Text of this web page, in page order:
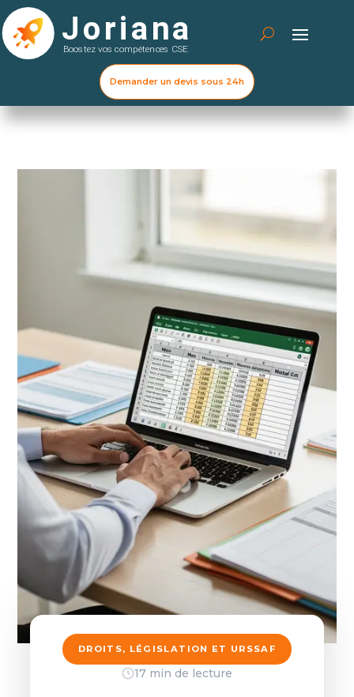
Demander un devis sous 24h
DROITS, LÉGISLATION ET URSSAF
17 min de lecture